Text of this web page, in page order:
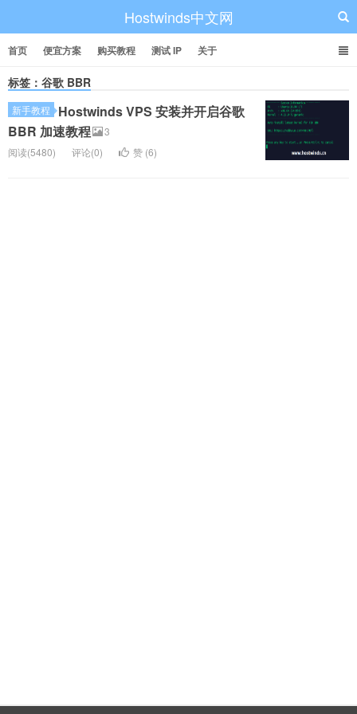
Hostwinds中文网
首页 便宜方案 购买教程 测试 IP 关于
标签：谷歌 BBR
新手教程
Hostwinds VPS 安装并开启谷歌
BBR 加速教程
3
阅读(5480)
评论(0) 赞 (6)